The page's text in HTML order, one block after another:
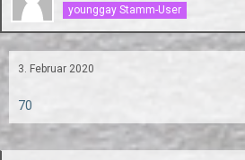
younggay Stamm-User
3. Februar 2020
70